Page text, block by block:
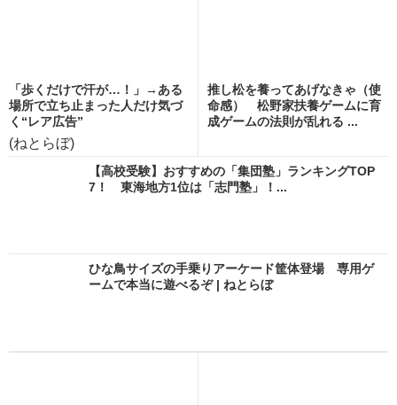
「歩くだけで汗が…！」→ある
場所で立ち止まった人だけ気づ
く“レア広告”
(ねとらぼ)
推し松を養ってあげなきゃ（使
命感） 松野家扶養ゲームに育
成ゲームの法則が乱れる ...
【高校受験】おすすめの「集団塾」ランキングTOP
7！ 東海地方1位は「志門塾」！...
ひな鳥サイズの手乗りアーケード筐体登場 専用ゲ
ームで本当に遊べるぞ | ねとらぼ